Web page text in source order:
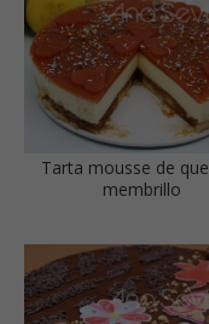
Tarta mousse de
membrillo